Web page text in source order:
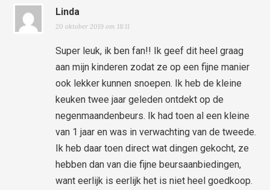
Linda
20 oktober 2019 om 18:11
Super leuk, ik ben fan!! Ik geef dit heel graag
aan mijn kinderen zodat ze op een fijne manier
ook lekker kunnen snoepen. Ik heb de kleine
keuken twee jaar geleden ontdekt op de
negenmaandenbeurs. Ik had toen al een kleine
van 1 jaar en was in verwachting van de tweede.
Ik heb daar toen direct wat dingen gekocht, ze
hebben dan van die fijne beursaanbiedingen,
want eerlijk is eerlijk het is niet heel goedkoop.